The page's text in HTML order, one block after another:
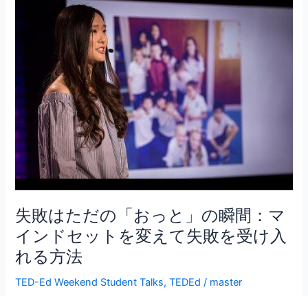
失敗はただの「おっと」の瞬間：マ
インドセットを変えて失敗を受け入
れる方法
TED-Ed Weekend Student Talks,TEDEd / master
「お
の
瞬
間：
マ
イ
ン
ド
セ
ト